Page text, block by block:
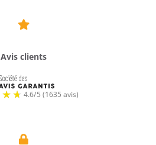

Avis clients
